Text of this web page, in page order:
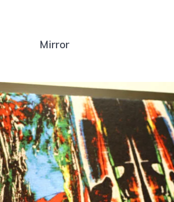
Mirror